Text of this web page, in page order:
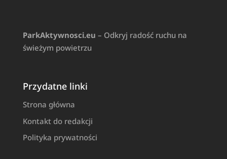
ParkAktywnosci.eu – Odkryj radość ruchu na
świeżym powietrzu
Przydatne linki
Strona główna
Kontakt do redakcji
Polityka prywatności